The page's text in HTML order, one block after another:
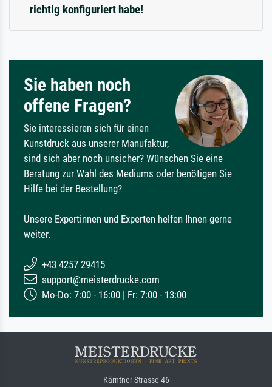
richtig konfiguriert habe!
Sie haben noch
offene Fragen?
Sie interessieren sich für einen
Kunstdruck aus unserer Manufaktur,
sind sich aber noch unsicher? Wünschen Sie eine
Beratung zur Wahl des Mediums oder benötigen Sie
Hilfe bei der Bestellung?
Unsere Expertinnen und Experten helfen Ihnen gerne
weiter.
+43 4257 29415
support@meisterdrucke.com
Mo-Do: 7:00 - 16:00 | Fr: 7:00 - 13:00
Kärntner Strasse 46